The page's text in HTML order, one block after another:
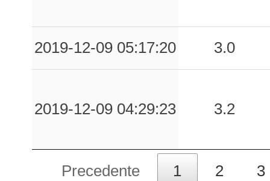
2019-12-09 05:17:20 3.0
2019-12-09 04:29:23 3.2
Precedente 1 2 3